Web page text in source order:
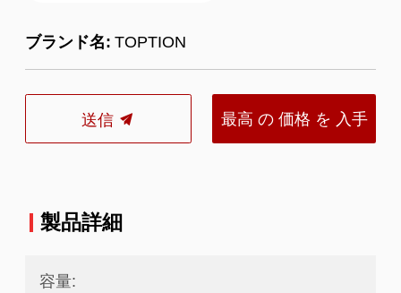
ブランド名: TOPTION
送信 最高 の 価格 を 入手
製品詳細
容量: